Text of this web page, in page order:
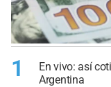
1
En vivo: así
Argentina